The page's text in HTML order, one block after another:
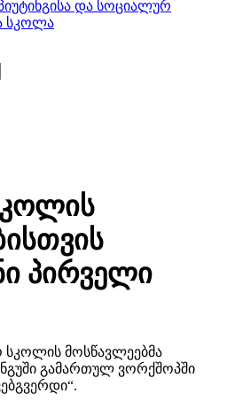
და სოციალურ
სკოლა
პირველი
სკოლის მოსწავლეებმა
გამართულ ვორქშოპში